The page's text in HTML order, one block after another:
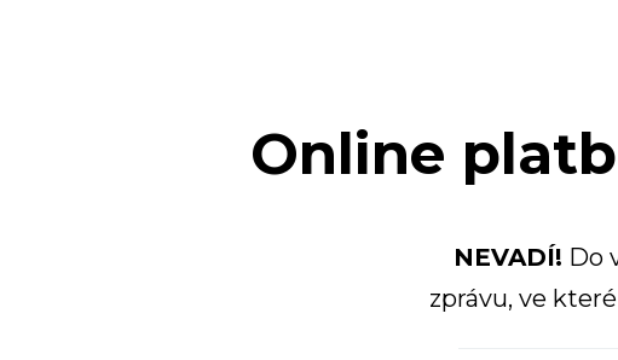
Online
NEVADÍ! Do
zprávu, ve